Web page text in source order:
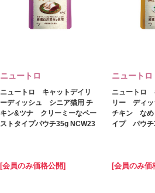
ニュートロ
ニュートロ キャットデイリ
ーディッシュ シニア猫用 チ
キン&ツナ クリーミーなペー
ストタイプパウチ35g NCW23
[会員のみ価格公開]
ニュートロ
ニュートロ
リー ディ
チキン なめ
イプ パウチ
[会員のみ価